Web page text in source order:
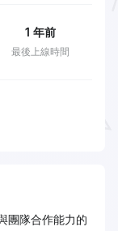
最後上線時間
1 年前
團隊合作能力的